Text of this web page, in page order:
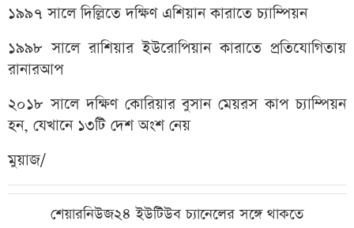
১৯৯৭ সালে দিল্লিতে দক্ষিণ এশিয়ান কারাতে চ্যাম্পিয়ন
১৯৯৮ সালে রাশিয়ার ইউরোপিয়ান কারাতে প্রতিযোগিতায়
রানারআপ
২০১৮ সালে দক্ষিণ কোরিয়ার বুসান মেয়রস কাপ চ্যাম্পিয়ন
হন, যেখানে ১৩টি দেশ অংশ নেয়
মুয়াজ/
শেয়ারনিউজ২৪ ইউটিউব চ্যানেলের সঙ্গে থাকতে